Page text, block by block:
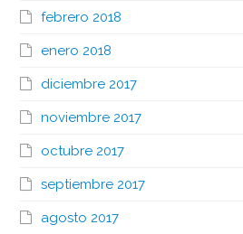
febrero 2018
enero 2018
diciembre 2017
noviembre 2017
octubre 2017
septiembre 2017
agosto 2017